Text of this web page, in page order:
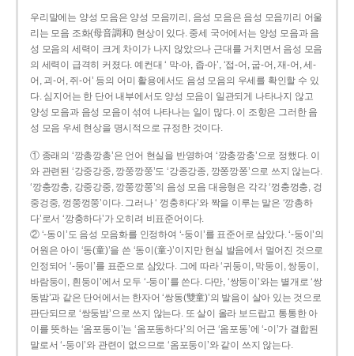
우리말에는 양성 모음은 양성 모음끼리, 음성 모음은 음성 모음끼리 어울
리는 모음 조화(母音調和) 현상이 있다. 중세 국어에서는 양성 모음과 음
성 모음의 세력이 크게 차이가 나지 않았으나 근대를 거치면서 음성 모음
의 세력이 급격히 커졌다. 예컨대 ‘ 막-아, 좁-아’, ‘접-어, 굽-어, 재-어, 세-
어, 괴-어, 쥐-어’ 등의 어미 활용에서도 음성 모음의 우세를 확인할 수 있
다. 심지어는 한 단어 내부에서도 양성 모음이 일관되게 나타나지 않고
양성 모음과 음성 모음이 섞여 나타나는 일이 많다. 이 조항은 그러한 음
성 모음 우세 현상을 명시적으로 규정한 것이다.
① 종래의 ‘깡총깡총’은 언어 현실을 반영하여 ‘깡충깡충’으로 정했다. 이
와 관련된 ‘강중강중, 깡쭝깡쭝’도 ‘강종강종, 깡쫑깡쫑’으로 쓰지 않는다.
‘깡충깡충, 강중강중, 깡쭝깡쭝’의 음성 모음 대응형은 각각 ‘껑충껑충, 겅
중겅중, 껑쭝껑쭝’이다. 그러나 ‘ 껑충하다’와 짝을 이루는 말은 ‘깡총하
다’로서 ‘깡충하다’가 오히려 비표준어이다.
② ‘-동이’도 음성 모음화를 인정하여 ‘-둥이’를 표준어로 삼았다. ‘-둥이’의
어원은 아이 ‘동(童)’을 쓴 ‘동이(童-)’이지만 현실 발음에서 멀어진 것으로
인정되어 ‘-둥이’를 표준으로 삼았다. 그에 따라 ‘귀둥이, 막둥이, 쌍둥이,
바람둥이, 흰둥이’에서 모두 ‘-둥이’를 쓴다. 다만, ‘쌍둥이’와는 별개로 ‘쌍
동밤’과 같은 단어에서는 한자어 ‘쌍동(雙童)’의 발음이 살아 있는 것으로
판단되므로 ‘쌍둥밤’으로 쓰지 않는다. 또 살이 올라 보드랍고 통통한 아
이를 뜻하는 ‘옴포동이’는 ‘옴포동하다’의 어근 ‘옴포동’에 ‘-이’가 결합된
말로서 ‘-둥이’와 관련이 없으므로 ‘옴포둥이’와 같이 쓰지 않는다.